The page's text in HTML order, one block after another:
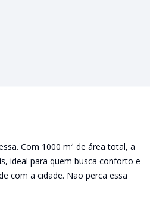
Com 1000 m² de área total, a
ideal para quem busca conforto e
com a cidade. Não perca essa